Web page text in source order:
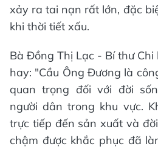
xảy ra tai nạn rất lớn, đặc
khi thời tiết xấu.
Bà Đồng Thị Lạc - Bí thư
hay: "Cầu Ông Đương là
quan trọng đối với đời
người dân trong khu vực.
trực tiếp đến sản xuất và
chậm được khắc phục đã